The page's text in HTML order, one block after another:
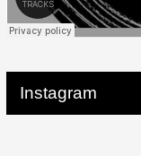
Instagram